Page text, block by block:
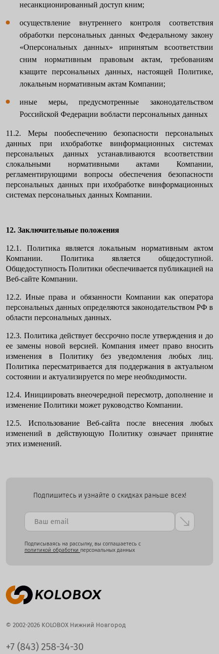
несанкционированный доступ кним;
осуществление внутреннего контроля соответствия
обработки персональных данных Федеральному закону
«Оперсональных данных» ипринятым всоответствии
сним нормативным правовым актам, требованиям
кзащите персональных данных, настоящей Политике,
локальным нормативным актам Компании;
иные меры, предусмотренные законодательством
Российской Федерации вобласти персональных данных
11.2. Меры пообеспечению безопасности персональных
данных при ихобработке винформационных системах
персональных данных устанавливаются всоответствии
слокальными нормативными актами Компании,
регламентирующими вопросы обеспечения безопасности
персональных данных при ихобработке винформационных
системах персональных данных Компании.
12. Заключительные положения
12.1. Политика является локальным нормативным актом
Компании. Политика является общедоступной.
Общедоступность Политики обеспечивается публикацией на
Веб-сайте Компании.
12.2. Иные права и обязанности Компании как оператора
персональных данных определяются законодательством РФ в
области персональных данных.
12.3. Политика действует бессрочно после утверждения и до
ее замены новой версией. Компания имеет право вносить
изменения в Политику без уведомления любых лиц.
Политика пересматривается для поддержания в актуальном
состоянии и актуализируется по мере необходимости.
12.4. Инициировать внеочередной пересмотр, дополнение и
изменение Политики может руководство Компании.
12.5. Использование Веб-сайта после внесения любых
изменений в действующую Политику означает принятие
этих изменений.
Подпишитесь и узнайте о скидках раньше всех!
Подписываясь на рассылку, вы соглашаетесь с
политикой обработки персональных данных
© 2002-2026 KOLOBOX Нижний Новгород
+7 (843) 258-34-30